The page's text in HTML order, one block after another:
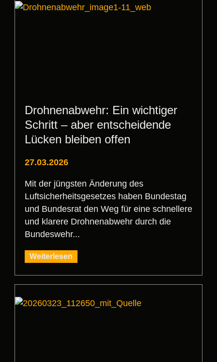
Drohnenabwehr: Ein wichtiger
Schritt – aber entscheidende
Lücken bleiben offen
27.03.2026
Mit der jüngsten Änderung des
Luftsicherheitsgesetzes haben Bundestag
und Bundesrat den Weg für eine schnellere
und klarere Drohnenabwehr durch die
Bundeswehr...
Weiterlesen